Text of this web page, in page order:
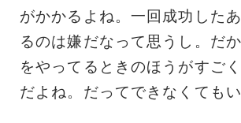
がかかるよね。一回成功した
るのは嫌だなって思うし。だ
をやってるときのほうがすご
だよね。だってできなくても